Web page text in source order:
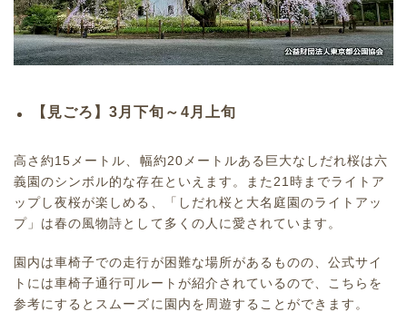
【見ごろ】3月下旬～4月上旬
高さ約15メートル、幅約20メートルある巨大なしだれ桜は六
義園のシンボル的な存在といえます。また21時までライトア
ップし夜桜が楽しめる、「しだれ桜と大名庭園のライトアッ
プ」は春の風物詩として多くの人に愛されています。
園内は車椅子での走行が困難な場所があるものの、公式サイ
トには車椅子通行可ルートが紹介されているので、こちらを
参考にするとスムーズに園内を周遊することができます。